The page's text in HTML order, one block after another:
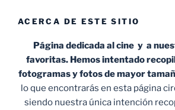
ACERCA DE ESTE SITIO
Página dedicada al cine y a
favoritas. Hemos intentado
fotogramas y fotos de mayor
lo que encontrarás en esta página
siendo nuestra única intención